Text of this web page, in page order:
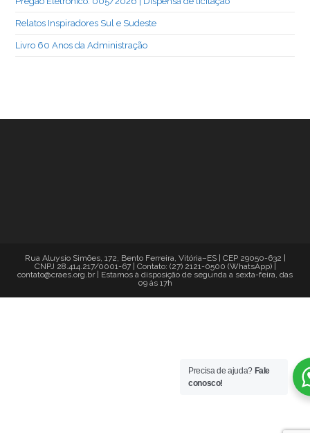
Relatos Inspiradores Sul e Sudeste
Livro 60 Anos da Administração
Rua Aluysio Simões, 172, Bento Ferreira, Vitória–ES | CEP 29050-632 |
CNPJ 28.414.217/0001-67 | Contato: (27) 2121-0500 (WhatsApp) |
contato@craes.org.br | Estamos à disposição de segunda a sexta-feira, das
09 às 17h
Precisa de ajuda? Fale
conosco!